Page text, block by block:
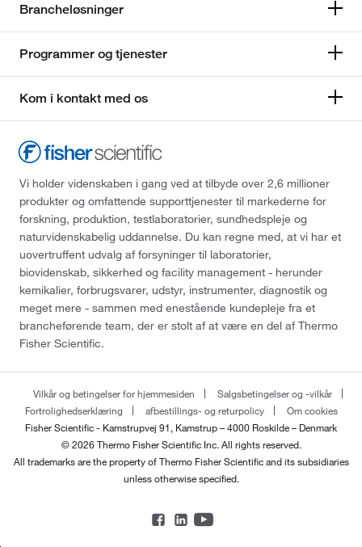
Brancheløsninger
Programmer og tjenester
Kom i kontakt med os
Vi holder videnskaben i gang ved at tilbyde over 2,6 millioner
produkter og omfattende supporttjenester til markederne for
forskning, produktion, testlaboratorier, sundhedspleje og
naturvidenskabelig uddannelse. Du kan regne med, at vi har et
uovertruffent udvalg af forsyninger til laboratorier,
biovidenskab, sikkerhed og facility management - herunder
kemikalier, forbrugsvarer, udstyr, instrumenter, diagnostik og
meget mere - sammen med enestående kundepleje fra et
brancheførende team, der er stolt af at være en del af Thermo
Fisher Scientific.
Vilkår og betingelser for hjemmesiden
Salgsbetingelser og -vilkår
Fortrolighedserklæring
afbestillings- og returpolicy
Om cookies
Fisher Scientific - Kamstrupvej 91, Kamstrup – 4000 Roskilde – Denmark
© 2026 Thermo Fisher Scientific Inc. All rights reserved.
All trademarks are the property of Thermo Fisher Scientific and its subsidiaries
unless otherwise specified.